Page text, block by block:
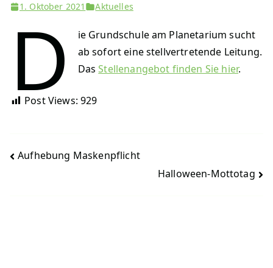
1. Oktober 2021 Aktuelles
D
ie Grundschule am Planetarium sucht
ab sofort eine stellvertretende Leitung.
DasStellenangebot finden Sie hier.
Post Views: 929
Beitragsnavigation
Aufhebung Maskenpflicht
Halloween-Mottotag